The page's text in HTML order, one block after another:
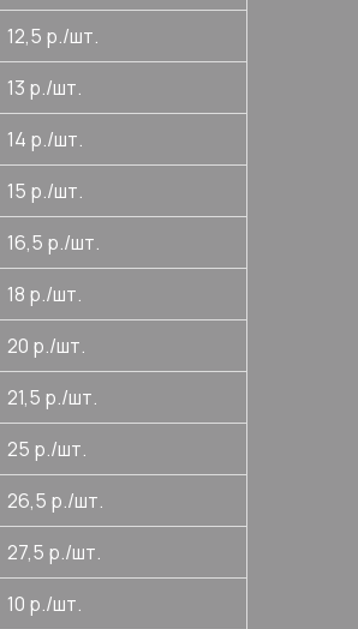
12,5 р./шт.
13 р./шт.
14 р./шт.
15 р./шт.
16,5 р./шт.
18 р./шт.
20 р./шт.
21,5 р./шт.
25 р./шт.
26,5 р./шт.
27,5 р./шт.
10 р./шт.